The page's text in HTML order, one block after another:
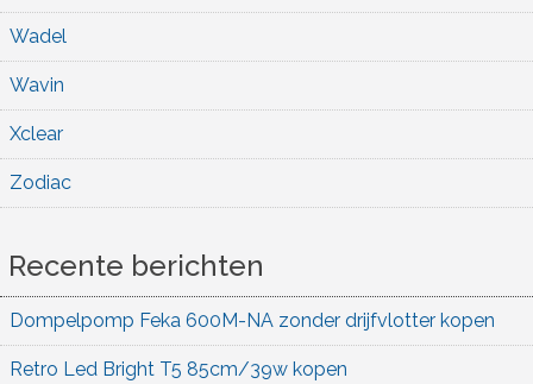
Wadel
Wavin
Xclear
Zodiac
Recente berichten
Dompelpomp Feka 600M-NA zonder drijfvlotter kopen
Retro Led Bright T5 85cm/39w kopen